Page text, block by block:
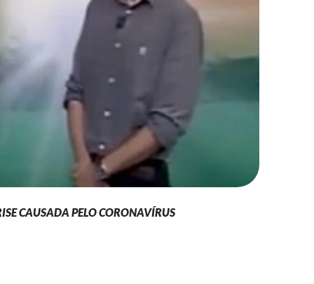
CAUSADA PELO CORONAVÍRUS